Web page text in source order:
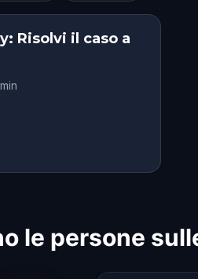
Risolvi il caso a
le persone